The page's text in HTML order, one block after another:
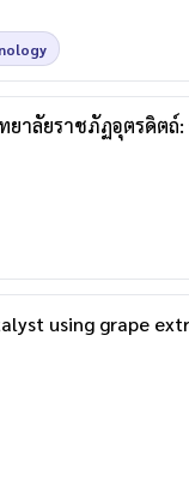
าลัยราชภัฏอุตรดิต
using grape